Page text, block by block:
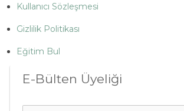
Kullanıcı Sözleşmesi
Gizlilik Politikası
Eğitim Bul
E-Bülten Üyeliği